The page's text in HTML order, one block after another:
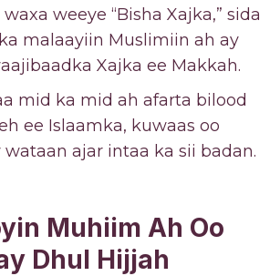
weeye “Bisha Xajka,” sida
malaayiin Muslimiin ah ay
Xajka ee Makkah.
mid ka mid ah afarta bilood
ee Islaamka, kuwaas oo
ajar intaa ka sii badan.
Muhiim Ah Oo
Dhul Hijjah